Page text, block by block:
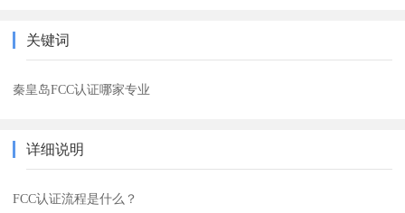
关键词
秦皇岛FCC认证哪家专业
详细说明
FCC认证流程是什么？